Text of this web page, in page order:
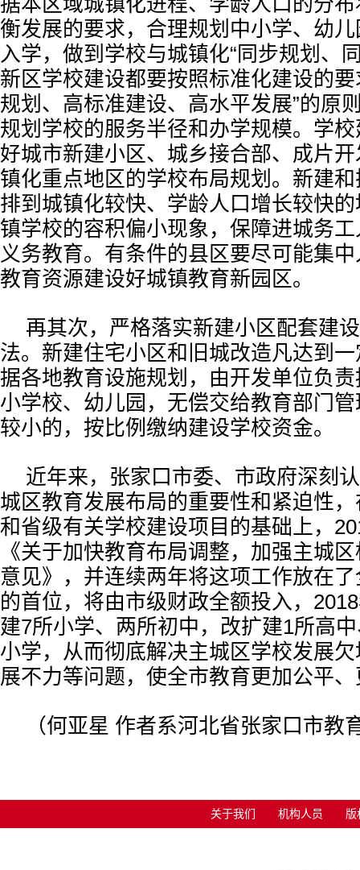
衡发展的要求，合理规划中小学、幼
入学，做到学校与城镇化“同步规划、
新区学校建设都要按照标准化建设的要
规划、高标准建设、高水平发展”的原
规划学校的服务半径和办学规模。学
好城市新建小区、城乡接合部、成片
镇化重点地区的学校布局规划。新建
排到城镇化较快、学龄人口增长较快
镇学校的容积偏小现象，保障进城务
义务教育。有条件的县区要尽可能集
教育资源建设好城镇教育新园区。
再其次，严格落实新建小区配套建
法。新建住宅小区和旧城改造凡达到
据各地教育设施规划，由开发单位负
小学校、幼儿园，无偿交给教育部门
较小的，按比例缴纳建设学校资金。
近年来，张家口市委、市政府深刻
城区教育发展布局的重要性和紧迫性
和省级有关学校建设项目的基础上，
《关于加快教育布局调整，加强主城
意见》，并连续两年将这项工作放在
的首位，将由市级财政全额投入，
建7所小学、两所初中，改扩建1所高
小学，从而彻底解决主城区学校发展
展不力等问题，使全市教育更加公平
（何亚星 作者系河北省张家口市教
关于我们 机构人员 版